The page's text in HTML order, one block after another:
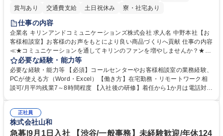
賞与あり
交通費支給 土日祝休み 寮・社宅あり
仕事の内容
企業名 キリンアンドコミュニケーションズ株式会社 求人名 中野本社【お
客様相談室】お客様のお声をもとにより良い商品づくりへ貢献 仕事の内容
≪★コミュニケーションを通してキリンのファンを増やしませんか？★≫
お客様のお声をより良い商品づくりに活かしていく上で、窓口となるお客
様相談室でのお仕事です。 日々お客様からいただくキリングループへのご
意見を、企業活動に活かしています。お客様からの声に迅速かつ誠意をも
って対応、情報提供するとともにグループ内活動に反映しています。 【具
平均100件前後■メール・手紙：同上40件前後 募集職種 中野本社【お客様
相談室】お客様のお声をもとにより良い商品づくりへ貢献
必要な経験・能力等
必要な経験・能力等 【必須】コールセンターやお客様相談室の業務経験、
PCが使える方（Word・Excel）【働き方】在宅勤務・リモートワーク相
談可/月平均残業7～8時間程度 【入社後の研修】着任から1か月は電話対応
すのでご安心ください。 【当社について】キリングループの広報機能を担
う会社として、お客様との出会いを大切にし、磨き上げたホスピタリティ
を込めてコミュニケーションをとりながら広報関連業務を行っておりま
正社員
株式会社山和
急募|9月1日入社 【渋谷/一般事務】未経験歓迎/年休124